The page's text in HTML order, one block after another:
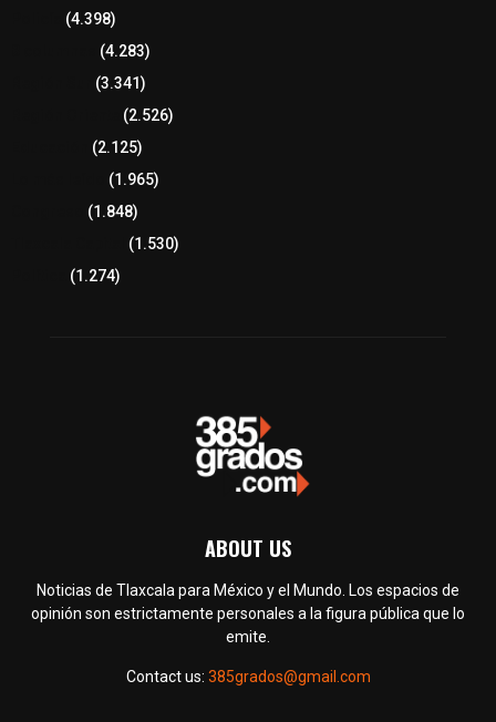
(4.398)
(4.283)
(3.341)
(2.526)
(2.125)
(1.965)
(1.848)
(1.530)
(1.274)
ABOUT US
Noticias de Tlaxcala para México y el Mundo. Los espacios de
opinión son estrictamente personales a la figura pública que lo
emite.
Contact us: 385grados@gmail.com